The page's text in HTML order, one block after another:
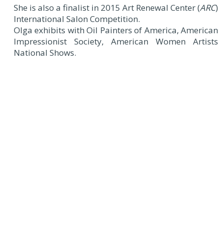
She is also a finalist in 2015 Art Renewal Center (ARC)
International Salon Competition.
Olga exhibits with Oil Painters of America, American
Impressionist Society, American Women Artists
National Shows.